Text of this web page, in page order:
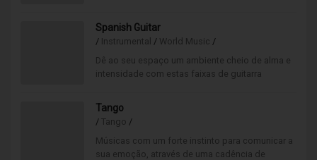
Spanish Guitar
/ Instrumental / World Music /
Dê ao seu espaço um ambiente cheio de alma e
intensidade com estas faixas de guitarra
desta categoria.
Tango
/ Tango /
Músicas com um forte instinto para comunicar a
sua emoção, através de uma cadência de